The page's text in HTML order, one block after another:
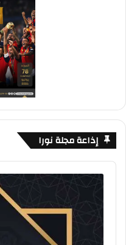
إذاعة مجلة نورا
Audio
Player